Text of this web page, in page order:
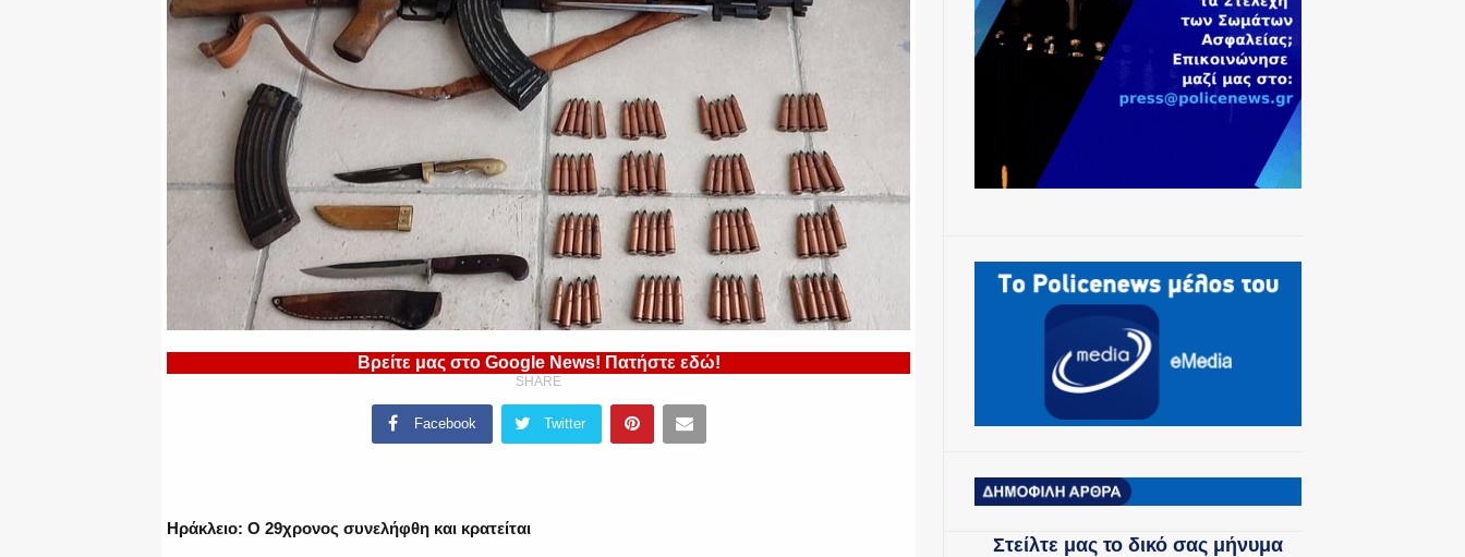
Βρείτε μας στο Google News! Πατήστε εδώ!
SHARE
Facebook Twitter
Ηράκλειο: Ο 29χρονος συνελήφθη και κρατείται
Στείλτε μας το δικό σας μήνυμα